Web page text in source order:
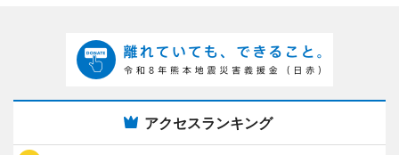
アクセスランキング